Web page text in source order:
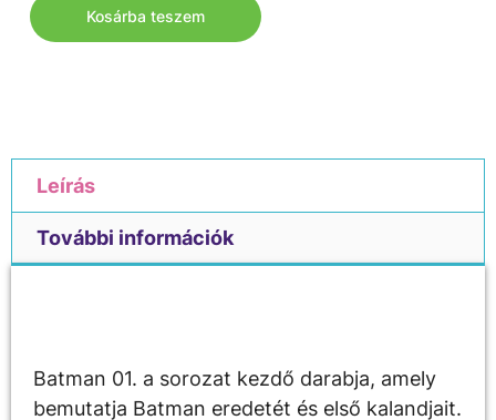
Kosárba teszem
Leírás
További információk
Batman 01. a sorozat kezdő darabja, amely
bemutatja Batman eredetét és első kalandjait.